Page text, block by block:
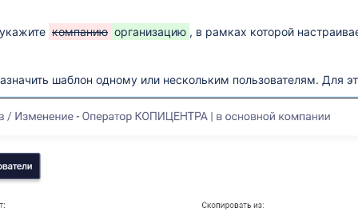
LibreOffice Calc)
расчет"
компанию организацию , в рамках которой
шаблон одному или нескольким пользователям. Для